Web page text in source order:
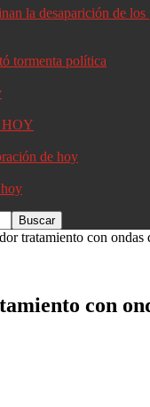
la desaparición de
tormenta política
de hoy
tratamiento con ondas
con